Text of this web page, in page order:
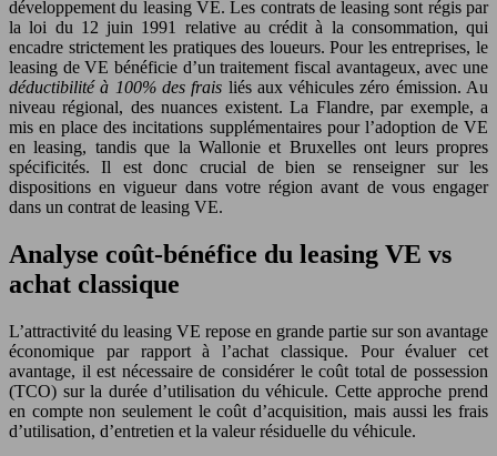
développement du leasing VE. Les contrats de leasing sont régis par
la loi du 12 juin 1991 relative au crédit à la consommation, qui
encadre strictement les pratiques des loueurs. Pour les entreprises, le
leasing de VE bénéficie d’un traitement fiscal avantageux, avec une
déductibilité à 100% des frais liés aux véhicules zéro émission. Au
niveau régional, des nuances existent. La Flandre, par exemple, a
mis en place des incitations supplémentaires pour l’adoption de VE
en leasing, tandis que la Wallonie et Bruxelles ont leurs propres
spécificités. Il est donc crucial de bien se renseigner sur les
dispositions en vigueur dans votre région avant de vous engager
dans un contrat de leasing VE.
Analyse coût-bénéfice du leasing VE vs
achat classique
L’attractivité du leasing VE repose en grande partie sur son avantage
économique par rapport à l’achat classique. Pour évaluer cet
avantage, il est nécessaire de considérer le coût total de possession
(TCO) sur la durée d’utilisation du véhicule. Cette approche prend
en compte non seulement le coût d’acquisition, mais aussi les frais
d’utilisation, d’entretien et la valeur résiduelle du véhicule.